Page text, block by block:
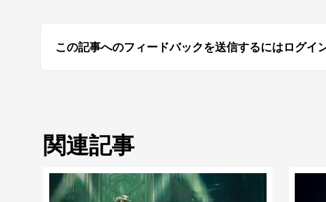
この記事へのフィードバックを送信するにはログイ
関連記事